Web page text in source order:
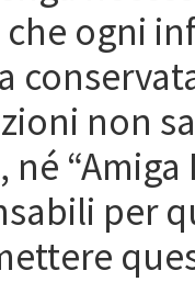
che ogni
non
per